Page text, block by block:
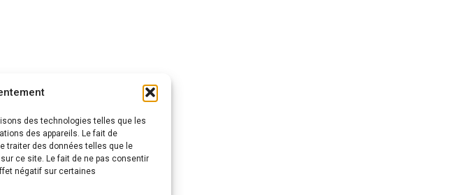
des technologies telles que les
des appareils. Le fait de
traiter des données telles que le
ce site. Le fait de ne pas consentir
négatif sur certaines
2023